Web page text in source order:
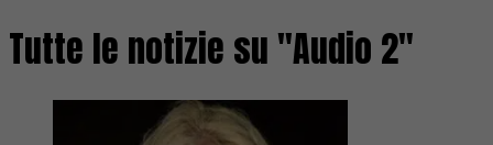
Tutte le notizie su "Audio 2"